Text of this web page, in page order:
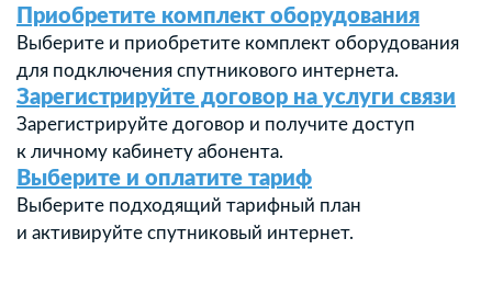
Приобретите комплект оборудования
Выберите и приобретите комплект оборудования
для подключения спутникового интернета.
Зарегистрируйте договор на услуги связи
Зарегистрируйте договор и получите доступ
к личному кабинету абонента.
Выберите и оплатите тариф
Выберите подходящий тарифный план
и активируйте спутниковый интернет.